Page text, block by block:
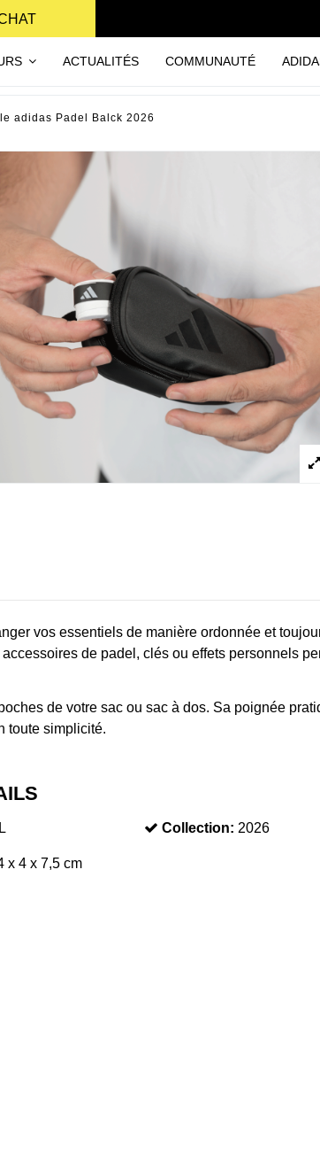
ACTUALITÉS COMMUNAUTÉ
adidas Padel Balck 2026
vos essentiels de manière ordonnée et
de padel, clés ou effets personnels
de votre sac ou sac à dos. Sa poignée
toute simplicité.
x 4 x 7,5 cm
Collection: 2026